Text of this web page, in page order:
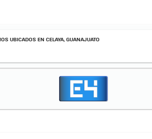
UBICADOS EN CELAYA, GUANAJUATO